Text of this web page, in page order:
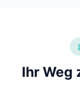
Ihr Weg